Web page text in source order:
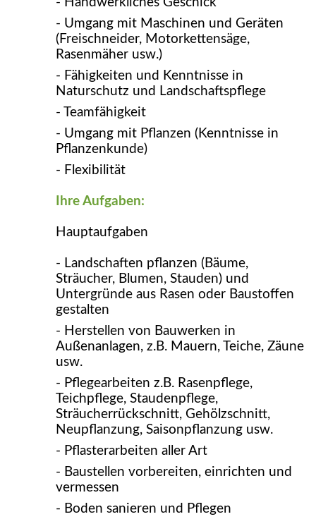
- Umgang mit Maschinen und Geräten
(Freischneider, Motorkettensäge,
Rasenmäher usw.)
- Fähigkeiten und Kenntnisse in
Naturschutz und Landschaftspflege
- Teamfähigkeit
- Umgang mit Pflanzen (Kenntnisse in
Pflanzenkunde)
- Flexibilität
Ihre Aufgaben:
Hauptaufgaben
- Landschaften pflanzen (Bäume,
Sträucher, Blumen, Stauden) und
Untergründe aus Rasen oder Baustoffen
gestalten
- Herstellen von Bauwerken in
Außenanlagen, z.B. Mauern, Teiche, Zäune
usw.
- Pflegearbeiten z.B. Rasenpflege,
Teichpflege, Staudenpflege,
Sträucherrückschnitt, Gehölzschnitt,
Neupflanzung, Saisonpflanzung usw.
- Pflasterarbeiten aller Art
- Baustellen vorbereiten, einrichten und
vermessen
- Boden sanieren und Pflegen